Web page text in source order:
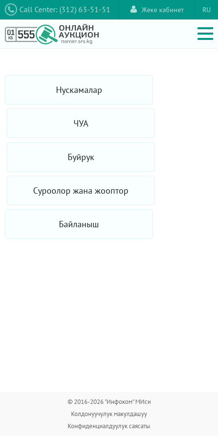
Call Center: (312) 63-51-51 RU
Жеке кабинет
Нускамалар
ЧУА
Буйрук
Суроолор жана жооптор
Байланыш
© 2016-2026 "Инфоком" МИси
Колдонуучулук макулдашуу
Конфиденциалдуулук саясаты